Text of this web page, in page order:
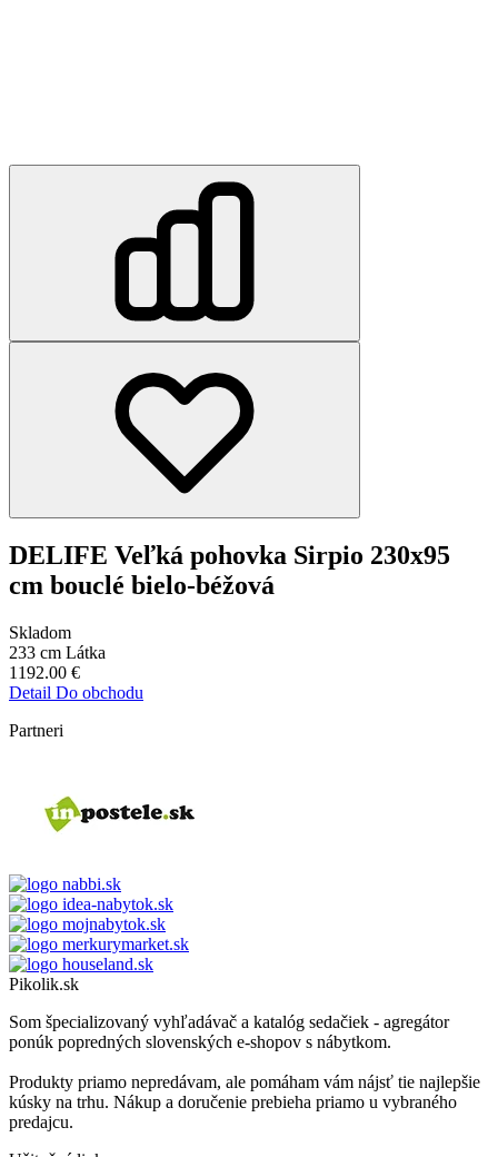
DELIFE Veľká pohovka Sirpio 230x95
cm bouclé bielo-béžová
Skladom
233 cm Látka
1192.00 €
Detail Do obchodu
Partneri
Pikolik.sk
Som špecializovaný vyhľadávač a katalóg sedačiek - agregátor
ponúk popredných slovenských e-shopov s nábytkom.
Produkty priamo nepredávam, ale pomáham vám nájsť tie najlepšie
kúsky na trhu. Nákup a doručenie prebieha priamo u vybraného
predajcu.